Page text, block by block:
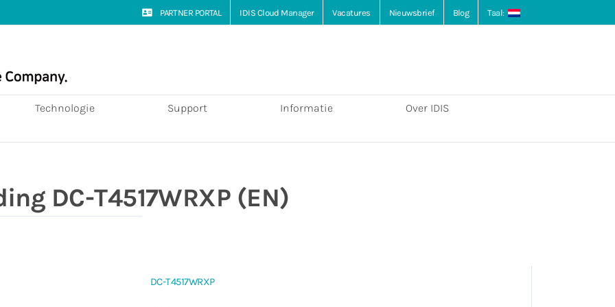
PARTNER PORTAL IDIS Cloud Manager Vacatures Nieuwsbrief Blog Taal:
Technologie Support Informatie Over IDIS
DC-T4517WRXP (EN)
DC-T4517WRXP